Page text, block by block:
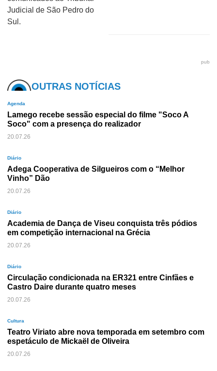
Judicial de São Pedro do
Sul.
pub
OUTRAS NOTÍCIAS
Agenda
Lamego recebe sessão especial do filme "Soco A
Soco" com a presença do realizador
20.07.26
Diário
Adega Cooperativa de Silgueiros com o “Melhor
Vinho” Dão
20.07.26
Diário
Academia de Dança de Viseu conquista três pódios
em competição internacional na Grécia
20.07.26
Diário
Circulação condicionada na ER321 entre Cinfães e
Castro Daire durante quatro meses
20.07.26
Cultura
Teatro Viriato abre nova temporada em setembro com
espetáculo de Mickaël de Oliveira
20.07.26